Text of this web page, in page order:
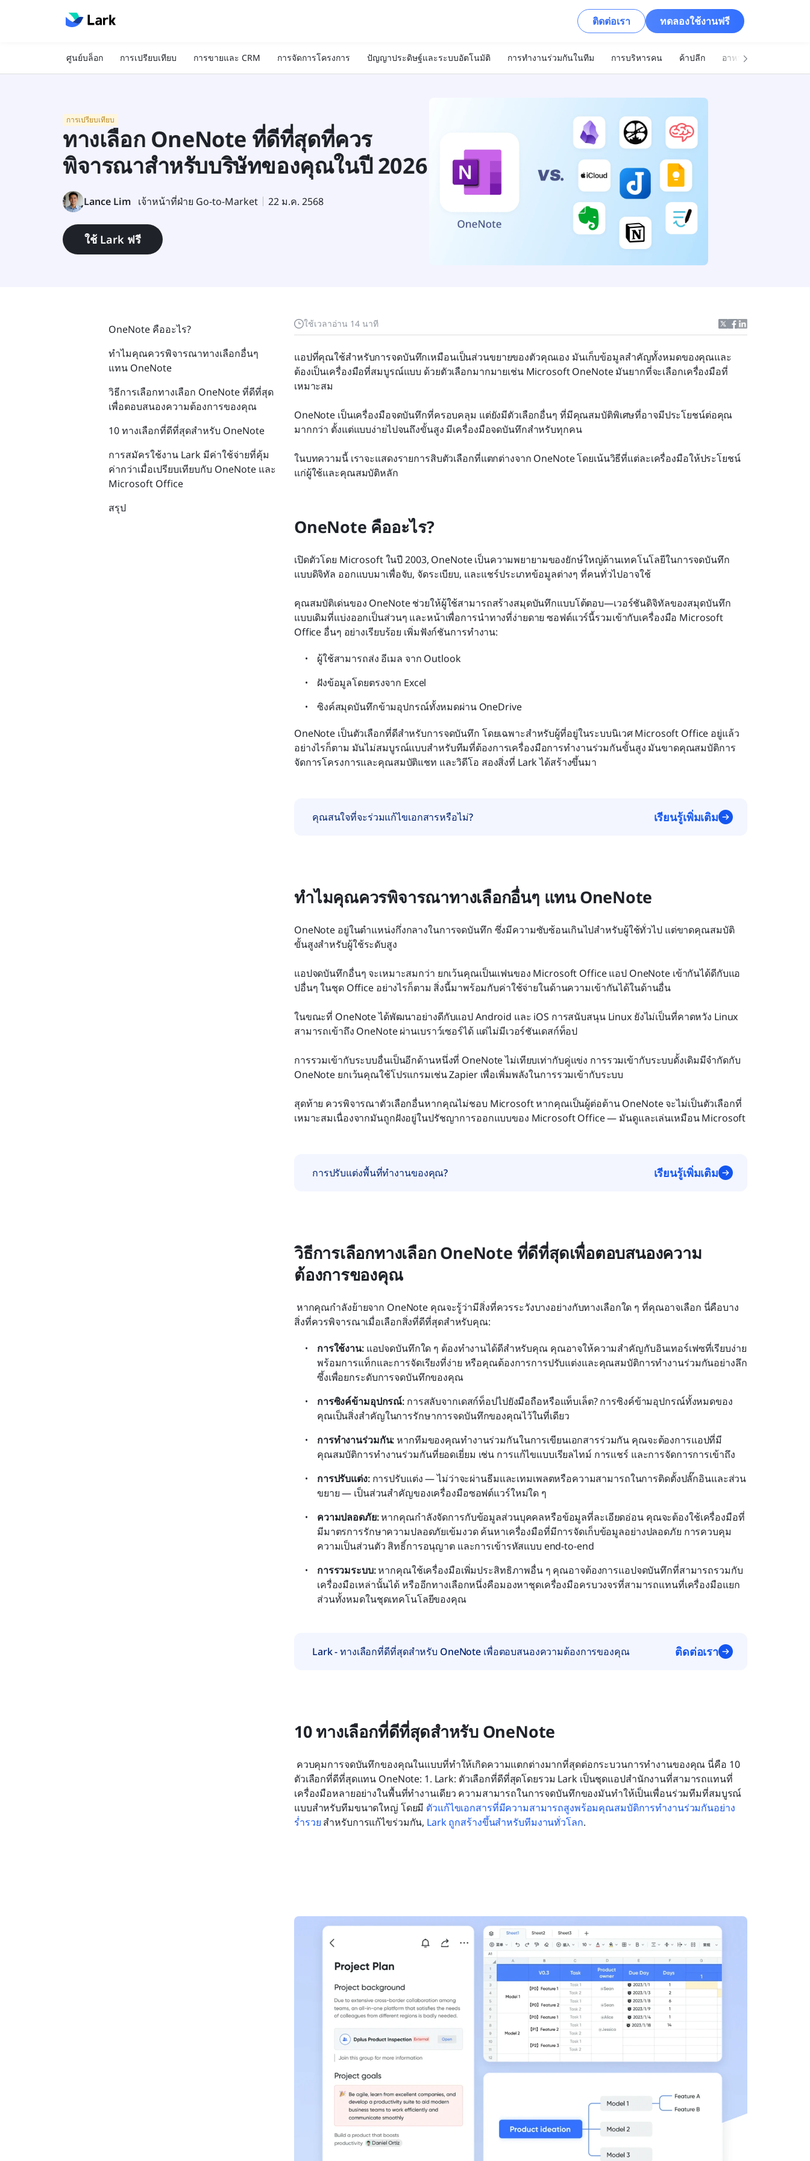
ติดต่อเรา ทดลองใช้งานฟรี
ศูนย์บล็อก การเปรียบเทียบ การขายและ CRM การจัดการโครงการ ปัญญาประดิษฐ์และระบบอัตโนมัติ การทำงานร่วมกันในทีม การบริหารคน ค้าปลีก อาหารและเครื่องดื่ม
การเปรียบเทียบ
ทางเลือก OneNote ที่ดีที่สุดที่ควร
พิจารณาสำหรับบริษัทของคุณในปี 2026
Lance Lim เจ้าหน้าที่ฝ่าย Go-to-Market 22 ม.ค. 2568
ใช้ Lark ฟรี
ใช้เวลาอ่าน 14 นาที
แอปที่คุณใช้สำหรับการจดบันทึกเหมือนเป็นส่วนขยายของตัวคุณเอง มันเก็บข้อมูลสำคัญทั้งหมดของคุณและ
ต้องเป็นเครื่องมือที่สมบูรณ์แบบ ด้วยตัวเลือกมากมายเช่น Microsoft OneNote มันยากที่จะเลือกเครื่องมือที่
เหมาะสม
OneNote เป็นเครื่องมือจดบันทึกที่ครอบคลุม แต่ยังมีตัวเลือกอื่นๆ ที่มีคุณสมบัติพิเศษที่อาจมีประโยชน์ต่อคุณ
มากกว่า ตั้งแต่แบบง่ายไปจนถึงขั้นสูง มีเครื่องมือจดบันทึกสำหรับทุกคน
ในบทความนี้ เราจะแสดงรายการสิบตัวเลือกที่แตกต่างจาก OneNote โดยเน้นวิธีที่แต่ละเครื่องมือให้ประโยชน์
แก่ผู้ใช้และคุณสมบัติหลัก
OneNote คืออะไร?
เปิดตัวโดย Microsoft ในปี 2003, OneNote เป็นความพยายามของยักษ์ใหญ่ด้านเทคโนโลยีในการจดบันทึก
แบบดิจิทัล ออกแบบมาเพื่อจับ, จัดระเบียบ, และแชร์ประเภทข้อมูลต่างๆ ที่คนทั่วไปอาจใช้
คุณสมบัติเด่นของ OneNote ช่วยให้ผู้ใช้สามารถสร้างสมุดบันทึกแบบโต้ตอบ—เวอร์ชันดิจิทัลของสมุดบันทึก
แบบเดิมที่แบ่งออกเป็นส่วนๆ และหน้าเพื่อการนำทางที่ง่ายดาย ซอฟต์แวร์นี้รวมเข้ากับเครื่องมือ Microsoft
Office อื่นๆ อย่างเรียบร้อย เพิ่มฟังก์ชันการทำงาน:
ผู้ใช้สามารถส่ง อีเมล จาก Outlook
ฝังข้อมูลโดยตรงจาก Excel
ซิงค์สมุดบันทึกข้ามอุปกรณ์ทั้งหมดผ่าน OneDrive
OneNote เป็นตัวเลือกที่ดีสำหรับการจดบันทึก โดยเฉพาะสำหรับผู้ที่อยู่ในระบบนิเวศ Microsoft Office อยู่แล้ว
อย่างไรก็ตาม มันไม่สมบูรณ์แบบสำหรับทีมที่ต้องการเครื่องมือการทำงานร่วมกันขั้นสูง มันขาดคุณสมบัติการ
จัดการโครงการและคุณสมบัติแชท และวิดีโอ สองสิ่งที่ Lark ได้สร้างขึ้นมา
คุณสนใจที่จะร่วมแก้ไขเอกสารหรือไม่? เรียนรู้เพิ่มเติม
ทำไมคุณควรพิจารณาทางเลือกอื่นๆ แทน OneNote
OneNote อยู่ในตำแหน่งกึ่งกลางในการจดบันทึก ซึ่งมีความซับซ้อนเกินไปสำหรับผู้ใช้ทั่วไป แต่ขาดคุณสมบัติ
ขั้นสูงสำหรับผู้ใช้ระดับสูง
แอปจดบันทึกอื่นๆ จะเหมาะสมกว่า ยกเว้นคุณเป็นแฟนของ Microsoft Office แอป OneNote เข้ากันได้ดีกับแอ
ปอื่นๆ ในชุด Office อย่างไรก็ตาม สิ่งนี้มาพร้อมกับค่าใช้จ่ายในด้านความเข้ากันได้ในด้านอื่น
ในขณะที่ OneNote ได้พัฒนาอย่างดีกับแอป Android และ iOS การสนับสนุน Linux ยังไม่เป็นที่คาดหวัง Linux
สามารถเข้าถึง OneNote ผ่านเบราว์เซอร์ได้ แต่ไม่มีเวอร์ชันเดสก์ท็อป
การรวมเข้ากับระบบอื่นเป็นอีกด้านหนึ่งที่ OneNote ไม่เทียบเท่ากับคู่แข่ง การรวมเข้ากับระบบดั้งเดิมมีจำกัดกับ
OneNote ยกเว้นคุณใช้โปรแกรมเช่น Zapier เพื่อเพิ่มพลังในการรวมเข้ากับระบบ
สุดท้าย ควรพิจารณาตัวเลือกอื่นหากคุณไม่ชอบ Microsoft หากคุณเป็นผู้ต่อต้าน OneNote จะไม่เป็นตัวเลือกที่
เหมาะสมเนื่องจากมันถูกฝังอยู่ในปรัชญาการออกแบบของ Microsoft Office — มันดูและเล่นเหมือน Microsoft
การปรับแต่งพื้นที่ทำงานของคุณ? เรียนรู้เพิ่มเติม
วิธีการเลือกทางเลือก OneNote ที่ดีที่สุดเพื่อตอบสนองความ
ต้องการของคุณ
สิ่งที่ควรพิจารณาเมื่อเลือกสิ่งที่ดีที่สุดสำหรับคุณ:
การใช้งาน: แอปจดบันทึกใด ๆ ต้องทำงานได้ดีสำหรับคุณ คุณอาจให้ความสำคัญกับอินเทอร์เฟซที่เรียบง่าย
พร้อมการแท็กและการจัดเรียงที่ง่าย หรือคุณต้องการการปรับแต่งและคุณสมบัติการทำงานร่วมกันอย่างลึก
ซึ้งเพื่อยกระดับการจดบันทึกของคุณ
การซิงค์ข้ามอุปกรณ์: การสลับจากเดสก์ท็อปไปยังมือถือหรือแท็บเล็ต? การซิงค์ข้ามอุปกรณ์ทั้งหมดของ
คุณเป็นสิ่งสำคัญในการรักษาการจดบันทึกของคุณไว้ในที่เดียว
การทำงานร่วมกัน: หากทีมของคุณทำงานร่วมกันในการเขียนเอกสารร่วมกัน คุณจะต้องการแอปที่มี
คุณสมบัติการทำงานร่วมกันที่ยอดเยี่ยม เช่น การแก้ไขแบบเรียลไทม์ การแชร์ และการจัดการการเข้าถึง
การปรับแต่ง: การปรับแต่ง — ไม่ว่าจะผ่านธีมและเทมเพลตหรือความสามารถในการติดตั้งปลั๊กอินและส่วน
ขยาย — เป็นส่วนสำคัญของเครื่องมือซอฟต์แวร์ใหม่ใด ๆ
ความปลอดภัย: หากคุณกำลังจัดการกับข้อมูลส่วนบุคคลหรือข้อมูลที่ละเอียดอ่อน คุณจะต้องใช้เครื่องมือที่
มีมาตรการรักษาความปลอดภัยเข้มงวด ค้นหาเครื่องมือที่มีการจัดเก็บข้อมูลอย่างปลอดภัย การควบคุม
ความเป็นส่วนตัว สิทธิ์การอนุญาต และการเข้ารหัสแบบ end-to-end
การรวมระบบ: หากคุณใช้เครื่องมือเพิ่มประสิทธิภาพอื่น ๆ คุณอาจต้องการแอปจดบันทึกที่สามารถรวมกับ
เครื่องมือเหล่านั้นได้ หรืออีกทางเลือกหนึ่งคือมองหาชุดเครื่องมือครบวงจรที่สามารถแทนที่เครื่องมือแยก
ส่วนทั้งหมดในชุดเทคโนโลยีของคุณ
Lark - ทางเลือกที่ดีที่สุดสำหรับ OneNote เพื่อตอบสนองความต้องการของคุณ ติดต่อเรา
10 ทางเลือกที่ดีที่สุดสำหรับ OneNote
ตัวเลือกที่ดีที่สุดแทน OneNote: 1. Lark: ตัวเลือกที่ดีที่สุดโดยรวม Lark เป็นชุดแอปสำนักงานที่สามารถแทนที่
เครื่องมือหลายอย่างในพื้นที่ทำงานเดียว ความสามารถในการจดบันทึกของมันทำให้เป็นเพื่อนร่วมทีมที่สมบูรณ์
แบบสำหรับทีมขนาดใหญ่ โดยมี ตัวแก้ไขเอกสารที่มีความสามารถสูงพร้อมคุณสมบัติการทำงานร่วมกันอย่าง
ร่ำรวย สำหรับการแก้ไขร่วมกัน, Lark ถูกสร้างขึ้นสำหรับทีมงานทั่วโลก.
OneNote คืออะไร?
ทำไมคุณควรพิจารณาทางเลือกอื่นๆ
แทน OneNote
วิธีการเลือกทางเลือก OneNote ที่ดีที่สุด
เพื่อตอบสนองความต้องการของคุณ
10 ทางเลือกที่ดีที่สุดสำหรับ OneNote
การสมัครใช้งาน Lark มีค่าใช้จ่ายที่คุ้ม
ค่ากว่าเมื่อเปรียบเทียบกับ OneNote และ
Microsoft Office
สรุป